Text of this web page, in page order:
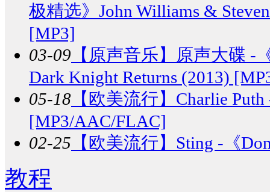
极精选》John Williams &
[MP3]
03-09 【原声音乐】 原声大碟 -
Dark Knight Returns (2013)
05-18 【欧美流行】 Charlie
[MP3/AAC/FLAC]
02-25 【欧美流行】 Sting -《
教程